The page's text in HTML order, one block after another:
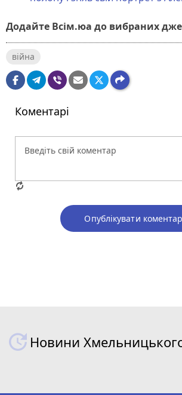
Додайте Всім.юа до вибраних
війна
Коментарі
Опублікувати коментар
Новини